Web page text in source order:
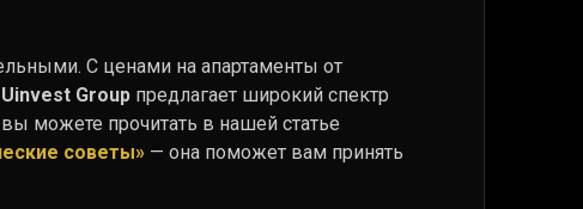
С ценами на апартаменты от
Uinvest Group предлагает широкий спектр
можете прочитать в нашей статье
советы» — она поможет вам принять